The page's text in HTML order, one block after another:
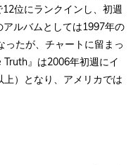
位にランクインし、初週
ルバムとしては1997年の
ったが、チャートに留まっ
』は2006年初週にイ
）となり、アメリカでは